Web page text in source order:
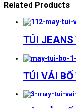
Related Products
TÚI JEANS
TÚI VẢI